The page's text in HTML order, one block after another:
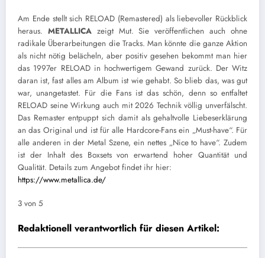
Am Ende stellt sich RELOAD (Remastered) als liebevoller Rückblick
heraus. METALLICA zeigt Mut. Sie veröffentlichen auch ohne
radikale Überarbeitungen die Tracks. Man könnte die ganze Aktion
als nicht nötig belächeln, aber positiv gesehen bekommt man hier
das 1997er RELOAD in hochwertigem Gewand zurück. Der Witz
daran ist, fast alles am Album ist wie gehabt. So blieb das, was gut
war, unangetastet. Für die Fans ist das schön, denn so entfaltet
RELOAD seine Wirkung auch mit 2026 Technik völlig unverfälscht.
Das Remaster entpuppt sich damit als gehaltvolle Liebeserklärung
an das Original und ist für alle Hardcore-Fans ein „Must-have“. Für
alle anderen in der Metal Szene, ein nettes „Nice to have“. Zudem
ist der Inhalt des Boxsets von erwartend hoher Quantität und
Qualität. Details zum Angebot findet ihr hier:
https://www.metallica.de/
3 von 5
Redaktionell verantwortlich für diesen Artikel: